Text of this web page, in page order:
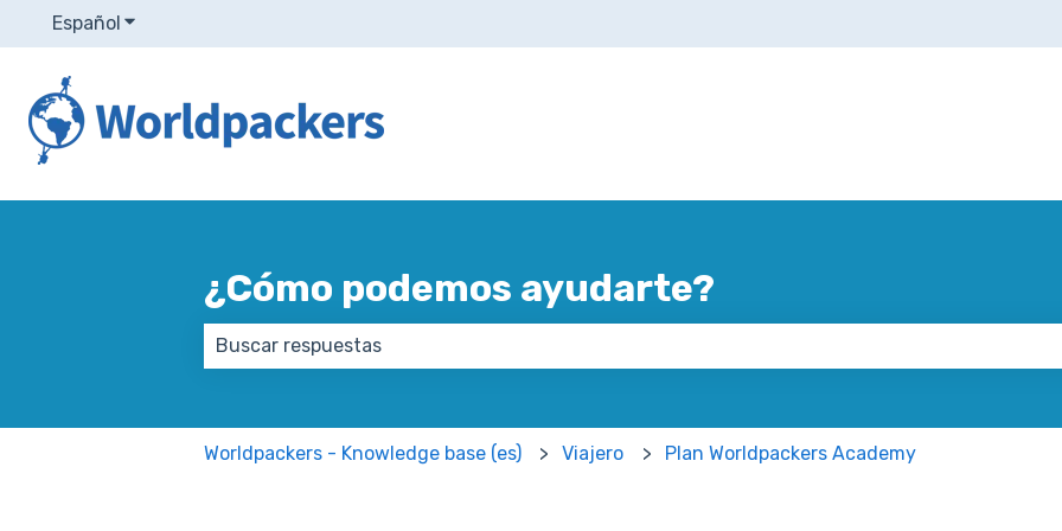
Español Traducciones de Mostrar submenú de
¿Cómo podemos ayudarte?
Worldpackers - Knowledge base (es) Viajero Plan Worldpackers Academy